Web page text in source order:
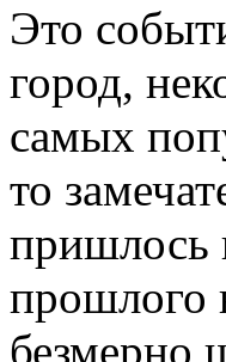
Это
город,
самых
то
пришлось
прошлого
безмерно